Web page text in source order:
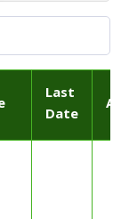
Last
Date